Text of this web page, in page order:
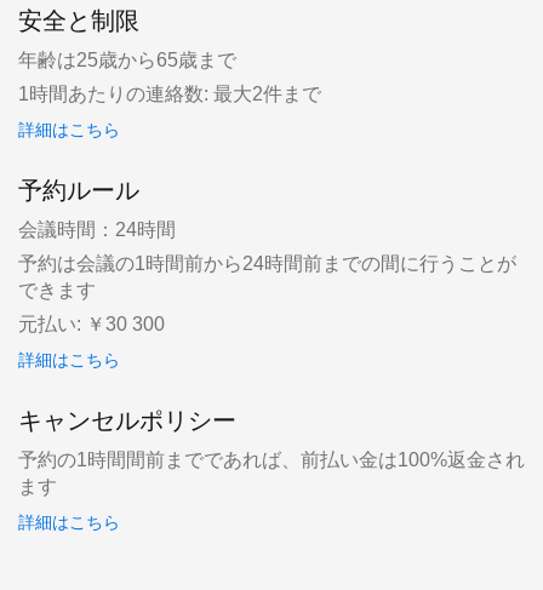
安全と制限
年齢は25歳から65歳まで
1時間あたりの連絡数: 最大2件まで
詳細はこちら
予約ルール
会議時間：24時間
予約は会議の1時間前から24時間前までの間に行うことが
できます
元払い: ￥30 300
詳細はこちら
キャンセルポリシー
予約の1時間間前までであれば、前払い金は100%返金され
ます
詳細はこちら